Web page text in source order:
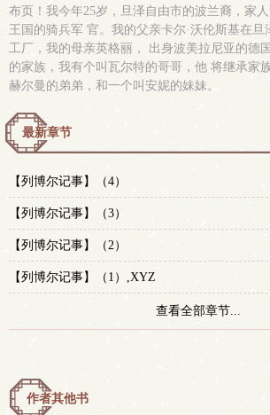
布页！我今年25岁，旦泽自由市的波兰裔，家
王国的骑兵军 官。我的父亲卡尔·沃伦斯基在旦
工厂，我的母亲英格丽， 出身波美拉尼亚的德
的家族，我有个叫瓦尔特的哥哥，他 将继承家
赫尔曼的弟弟，和一个叫安妮的妹妹。
最新章节
【列博尔记事】（4）
【列博尔记事】（3）
【列博尔记事】（2）
【列博尔记事】（1）,XYZ
查看全部章节...
作者其他书